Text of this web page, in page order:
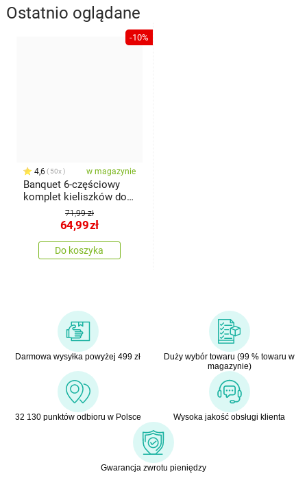
Ostatnio oglądane
-10%
4,6 50x w magazynie
Banquet 6-częściowy
komplet kieliszków do
białego wina LEONA,
71,99 zł
64,99zł
Do koszyka
Darmowa wysyłka powyżej 499 zł
Duży wybór towaru (99 % towaru w
magazynie)
32 130 punktów odbioru w Polsce Wysoka jakość obsługi klienta
Gwarancja zwrotu pieniędzy